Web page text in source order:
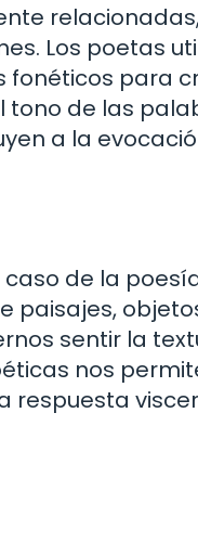
Los poetas
fonéticos para
tono de las
a la
de la
paisajes,
sentir la
nos